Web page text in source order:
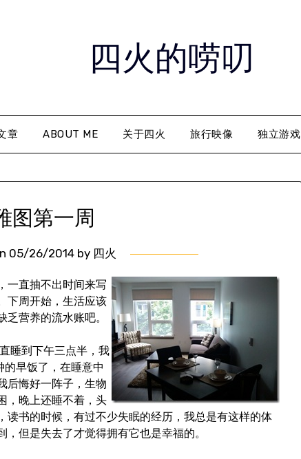
四火的唠叨
章 ABOUT ME 关于四火 旅行映像 独立游戏
图第一周
05/26/2014by 四火
一直抽不出时间来写
下周开始，生活应该
营养的流水账吧。
睡到下午三点半，我
早饭了，在睡意中
后悔好一阵子，生物
，晚上还睡不着，头
读书的时候，有过不少失眠的经历，我总是有这样的体
但是失去了才觉得拥有它也是幸福的。